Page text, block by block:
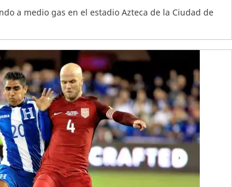
a medio gas en el estadio Azteca de la Ciudad de